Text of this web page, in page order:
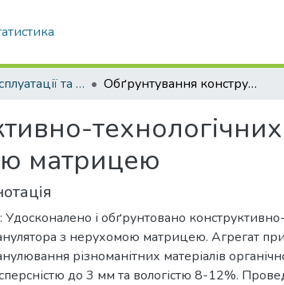
Кафедра Експлуатації та технічного сервісу машин Обґрунтування конструктивно-технологічних параметрів гранулятора з нерухомою матрицею
матрицею
Удосконалено і обґрунтовано
з нерухомою матрицею. Агрегат
різноманітних матеріалів
до 3 мм та вологістю 8-12%.